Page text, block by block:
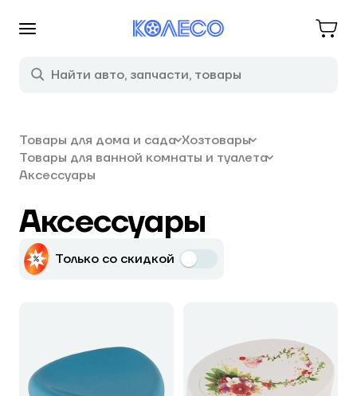
Товары для дома и сада Хозтовары
Товары для ванной комнаты и туалета
Аксессуары
Аксессуары
Только со скидкой